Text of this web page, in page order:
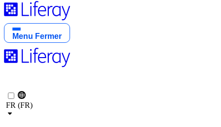
Menu Fermer
FR (FR)